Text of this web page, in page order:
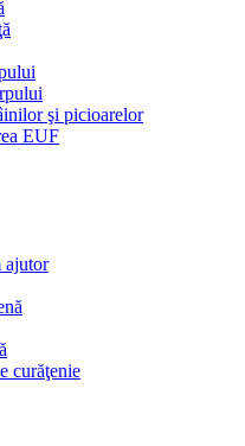
şi picioarelor
EUF
ajutor
curăţenie